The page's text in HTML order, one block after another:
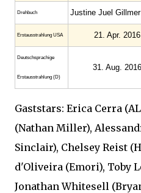
Drehbuch Justine Juel Gillmer
Erstaus­strahlung USA 21. Apr. 2016
Deutsch­sprachige
Erstaus­strahlung (D)
31. Aug. 2016
Gaststars: Erica Cerra
(Nathan Miller),
Sinclair), Chelsey Reist
d'Oliveira (Emori), Toby
Jonathan Whitesell